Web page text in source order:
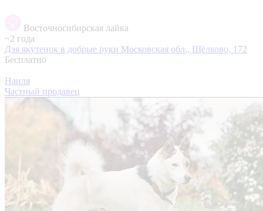
Восточносибирская лайка
~2 года
Дэя якутенок в добрые руки Московская обл., Щёлково, 172
Бесплатно
Наиля
Частный продавец